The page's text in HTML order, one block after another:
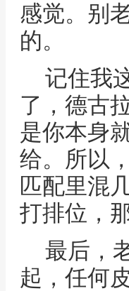
感觉。别
的。
记住我
了，德古
是你本身
给。所以
匹配里混
打排位，
最后，
起，任何